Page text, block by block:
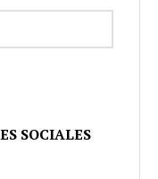
SOCIALES